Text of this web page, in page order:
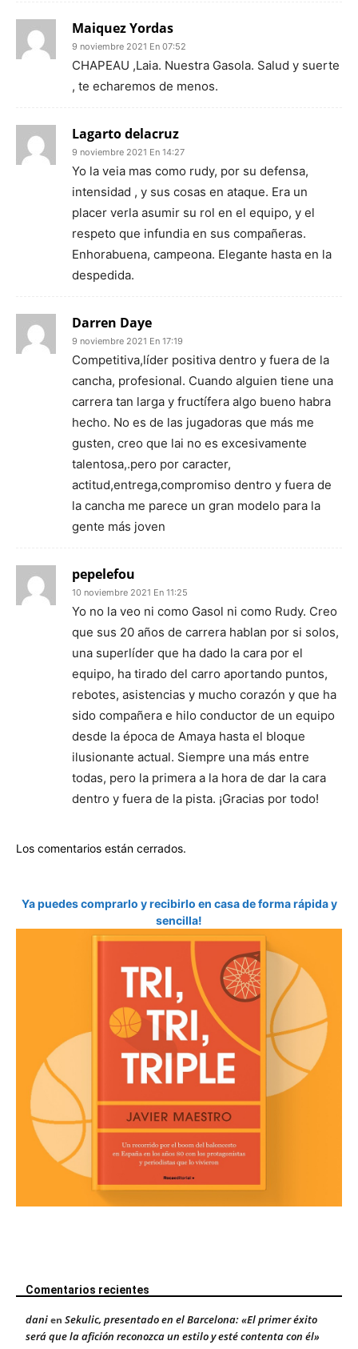
Maiquez Yordas
9 noviembre 2021 En 07:52
CHAPEAU ,Laia. Nuestra Gasola. Salud y suerte
, te echaremos de menos.
Lagarto delacruz
9 noviembre 2021 En 14:27
Yo la veia mas como rudy, por su defensa,
intensidad , y sus cosas en ataque. Era un
placer verla asumir su rol en el equipo, y el
respeto que infundia en sus compañeras.
Enhorabuena, campeona. Elegante hasta en la
despedida.
Darren Daye
9 noviembre 2021 En 17:19
Competitiva,líder positiva dentro y fuera de la
cancha, profesional. Cuando alguien tiene una
carrera tan larga y fructífera algo bueno habra
hecho. No es de las jugadoras que más me
gusten, creo que lai no es excesivamente
talentosa,.pero por caracter,
actitud,entrega,compromiso dentro y fuera de
la cancha me parece un gran modelo para la
gente más joven
pepelefou
10 noviembre 2021 En 11:25
Yo no la veo ni como Gasol ni como Rudy. Creo
que sus 20 años de carrera hablan por si solos,
una superlíder que ha dado la cara por el
equipo, ha tirado del carro aportando puntos,
rebotes, asistencias y mucho corazón y que ha
sido compañera e hilo conductor de un equipo
desde la época de Amaya hasta el bloque
ilusionante actual. Siempre una más entre
todas, pero la primera a la hora de dar la cara
dentro y fuera de la pista. ¡Gracias por todo!
Los comentarios están cerrados.
Ya puedes comprarlo y recibirlo en casa de forma rápida y
sencilla!
Comentarios recientes
danien Sekulic, presentado en el Barcelona: «El primer éxito
será que la afición reconozca un estilo y esté contenta con él»